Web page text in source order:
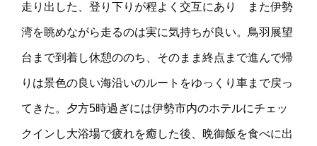
走り出した、登り下りが程よく交互にあり また伊勢
湾を眺めながら走るのは実に気持ちが良い。鳥羽展望
台まで到着し休憩ののち、そのまま終点まで進んで帰
りは景色の良い海沿いのルートをゆっくり車まで戻っ
てきた。夕方5時過ぎには伊勢市内のホテルにチェッ
クインし大浴場で疲れを癒した後、晩御飯を食べに出